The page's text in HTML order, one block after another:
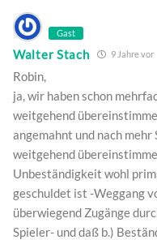
Gast
Walter Stach 9 Jahre vor
Robin,
ja, wir haben schon
weitgehend
angemahnt und nach
weitgehend
Unbeständigkeit wohl
geschuldet ist -Weggang
überwiegend Zugänge
Spieler- und daß b.)